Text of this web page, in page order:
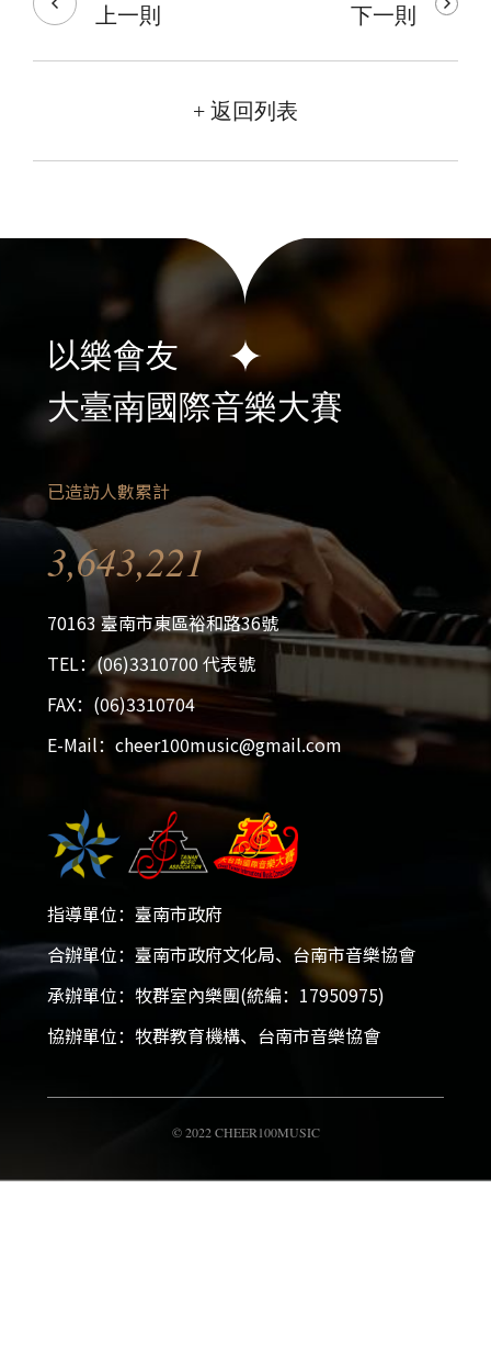
上一則 下一則
+ 返回列表
以樂會友
大臺南國際音樂大賽
已造訪人數累計
3,643,221
70163 臺南市東區裕和路36號
TEL：(06)3310700 代表號
FAX：(06)3310704
E-Mail：cheer100music@gmail.com
指導單位：臺南市政府
合辦單位：臺南市政府文化局、台南市音樂協會
承辦單位：牧群室內樂團(統編：17950975)
協辦單位：牧群教育機構、台南市音樂協會
© 2022 CHEER100MUSIC